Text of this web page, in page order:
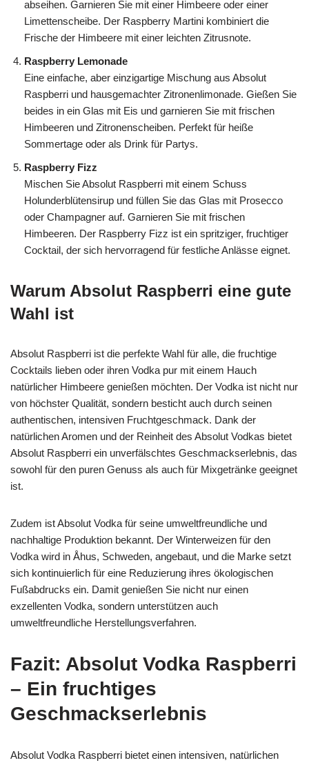
abseihen. Garnieren Sie mit einer Himbeere oder einer
Limettenscheibe. Der Raspberry Martini kombiniert die
Frische der Himbeere mit einer leichten Zitrusnote.
Raspberry Lemonade
Eine einfache, aber einzigartige Mischung aus Absolut
Raspberri und hausgemachter Zitronenlimonade. Gießen Sie
beides in ein Glas mit Eis und garnieren Sie mit frischen
Himbeeren und Zitronenscheiben. Perfekt für heiße
Sommertage oder als Drink für Partys.
Raspberry Fizz
Mischen Sie Absolut Raspberri mit einem Schuss
Holunderblütensirup und füllen Sie das Glas mit Prosecco
oder Champagner auf. Garnieren Sie mit frischen
Himbeeren. Der Raspberry Fizz ist ein spritziger, fruchtiger
Cocktail, der sich hervorragend für festliche Anlässe eignet.
Warum Absolut Raspberri eine gute
Wahl ist
Absolut Raspberri ist die perfekte Wahl für alle, die fruchtige
Cocktails lieben oder ihren Vodka pur mit einem Hauch
natürlicher Himbeere genießen möchten. Der Vodka ist nicht nur
von höchster Qualität, sondern besticht auch durch seinen
authentischen, intensiven Fruchtgeschmack. Dank der
natürlichen Aromen und der Reinheit des Absolut Vodkas bietet
Absolut Raspberri ein unverfälschtes Geschmackserlebnis, das
sowohl für den puren Genuss als auch für Mixgetränke geeignet
ist.
Zudem ist Absolut Vodka für seine umweltfreundliche und
nachhaltige Produktion bekannt. Der Winterweizen für den
Vodka wird in Åhus, Schweden, angebaut, und die Marke setzt
sich kontinuierlich für eine Reduzierung ihres ökologischen
Fußabdrucks ein. Damit genießen Sie nicht nur einen
exzellenten Vodka, sondern unterstützen auch
umweltfreundliche Herstellungsverfahren.
Fazit: Absolut Vodka Raspberri
– Ein fruchtiges
Geschmackserlebnis
Absolut Vodka Raspberri bietet einen intensiven, natürlichen